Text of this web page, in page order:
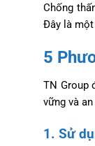
Chống
Đây là
5
TN Group
vững và
1. Sử